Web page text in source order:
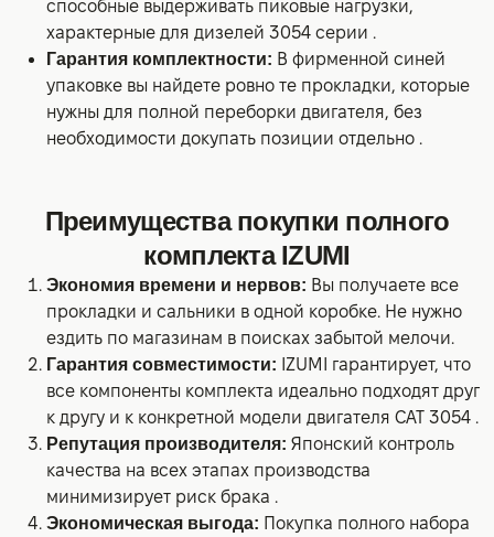
способные выдерживать пиковые нагрузки,
характерные для дизелей 3054 серии .
Гарантия комплектности: В фирменной синей
упаковке вы найдете ровно те прокладки, которые
нужны для полной переборки двигателя, без
необходимости докупать позиции отдельно .
Преимущества покупки полного
комплекта IZUMI
Экономия времени и нервов: Вы получаете все
прокладки и сальники в одной коробке. Не нужно
ездить по магазинам в поисках забытой мелочи.
Гарантия совместимости: IZUMI гарантирует, что
все компоненты комплекта идеально подходят друг
к другу и к конкретной модели двигателя CAT 3054 .
Репутация производителя: Японский контроль
качества на всех этапах производства
минимизирует риск брака .
Экономическая выгода: Покупка полного набора